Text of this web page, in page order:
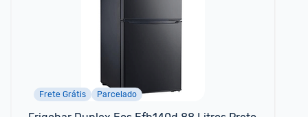
Frete Grátis Parcelado